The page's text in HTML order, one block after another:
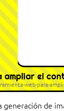
el
web-para-
de